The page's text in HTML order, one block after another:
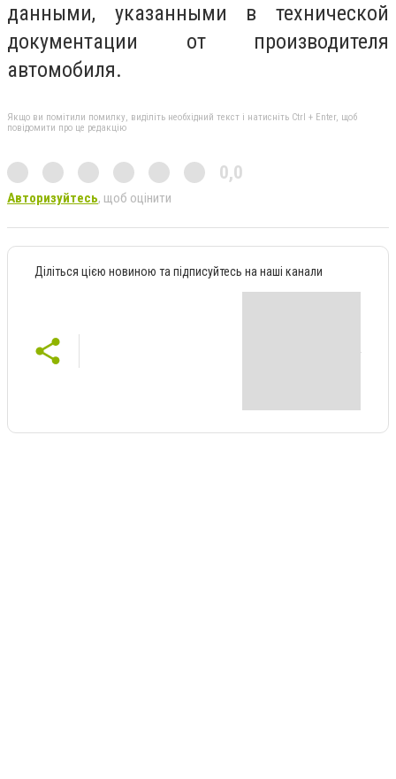
данными, указанными в технической
документации от производителя
автомобиля.
Якщо ви помітили помилку, виділіть необхідний текст і натисніть Ctrl + Enter, щоб
повідомити про це редакцію
0,0
Авторизуйтесь, щоб оцінити
Діліться цією новиною та підписуйтесь на наші канали